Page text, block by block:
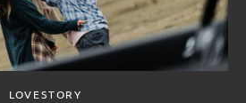
LOVESTORY